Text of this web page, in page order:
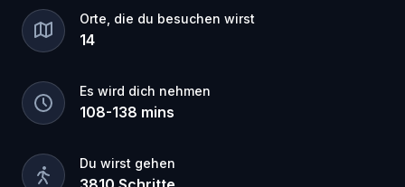
Orte, die du besuchen wirst
14
Es wird dich nehmen
108-138 mins
Du wirst gehen